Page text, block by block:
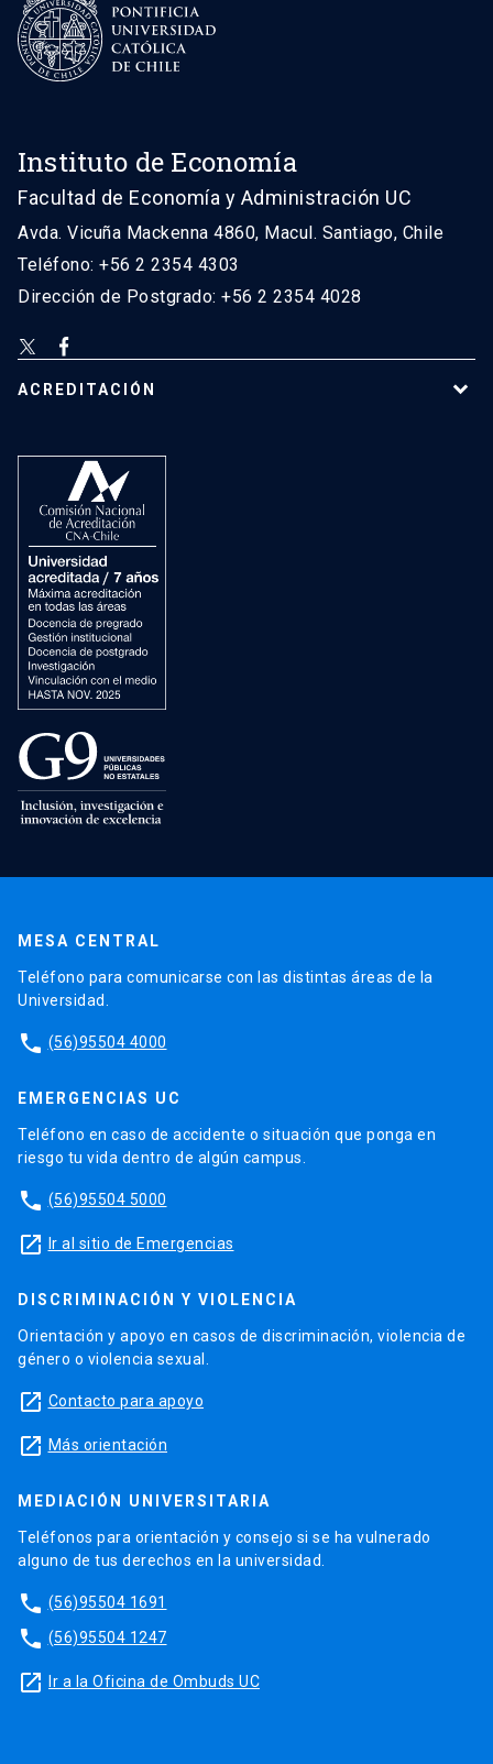
Instituto de Economía
Facultad de Economía y Administración UC
Avda. Vicuña Mackenna 4860, Macul. Santiago, Chile
Teléfono: +56 2 2354 4303
Dirección de Postgrado: +56 2 2354 4028
ACREDITACIÓN
MESA CENTRAL
Teléfono para comunicarse con las distintas áreas de la
Universidad.
phone (56)95504 4000
EMERGENCIAS UC
Teléfono en caso de accidente o situación que ponga en
riesgo tu vida dentro de algún campus.
phone (56)95504 5000
launch Ir al sitio de Emergencias
DISCRIMINACIÓN Y VIOLENCIA
Orientación y apoyo en casos de discriminación, violencia de
género o violencia sexual.
launch Contacto para apoyo
launch Más orientación
MEDIACIÓN UNIVERSITARIA
Teléfonos para orientación y consejo si se ha vulnerado
alguno de tus derechos en la universidad.
phone (56)95504 1691
phone (56)95504 1247
launch Ir a la Oficina de Ombuds UC